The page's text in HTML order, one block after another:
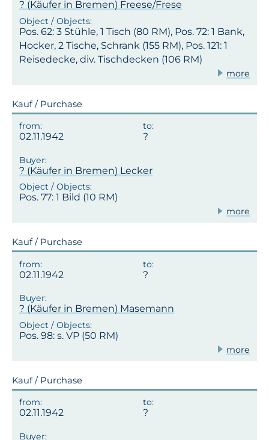
? (Käufer in Bremen) Freese/Frese
Pos. 62: 3 Stühle, 1 Tisch (80 RM), Pos. 72: 1 Bank,
Hocker, 2 Tische, Schrank (155 RM), Pos. 121: 1
Reisedecke, div. Tischdecken (106 RM)
more
Kauf / Purchase
02.11.1942
? (Käufer in Bremen) Lecker
Pos. 77: 1 Bild (10 RM)
more
Kauf / Purchase
02.11.1942
? (Käufer in Bremen) Masemann
Pos. 98: s. VP (50 RM)
more
Kauf / Purchase
02.11.1942